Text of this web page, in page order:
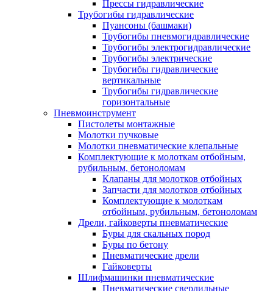
Прессы гидравлические
Трубогибы гидравлические
Пуансоны (башмаки)
Трубогибы пневмогидравлические
Трубогибы электрогидравлические
Трубогибы электрические
Трубогибы гидравлические
вертикальные
Трубогибы гидравлические
горизонтальные
Пневмоинструмент
Пистолеты монтажные
Молотки пучковые
Молотки пневматические клепальные
Комплектующие к молоткам отбойным,
рубильным, бетоноломам
Клапаны для молотков отбойных
Запчасти для молотков отбойных
Комплектующие к молоткам
отбойным, рубильным, бетоноломам
Дрели, гайковерты пневматические
Буры для скальных пород
Буры по бетону
Пневматические дрели
Гайковерты
Шлифмашинки пневматические
Пневматические сверлильные